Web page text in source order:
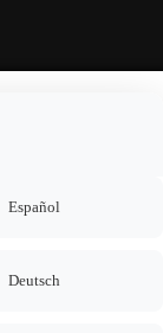
Español
Deutsch